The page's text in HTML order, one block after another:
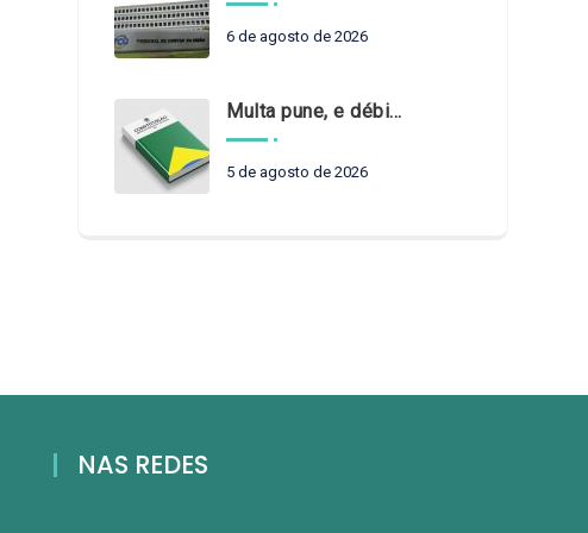
6 de agosto de 2026
Multa pune, e débito recompõe. § 3º do art. 71 da Constituição: um problema de legística formal
5 de agosto de 2026
NAS REDES